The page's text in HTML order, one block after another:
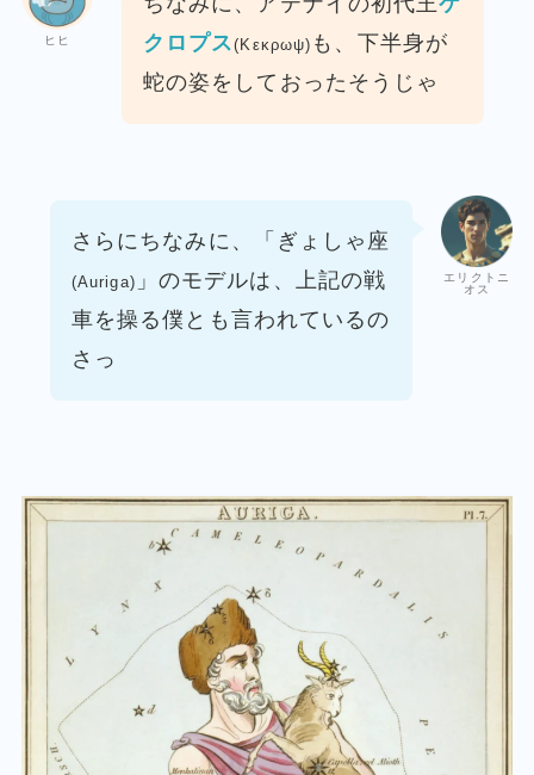
ヒヒ
クロプス(Κεκρωψ) も、 下半身が
蛇の姿をしておったそうじゃ
エリクトニ
オス
さらにちなみに、「ぎょしゃ座
(Auriga) 」のモデルは、 上記の戦
車を操る僕とも言われているの
さっ